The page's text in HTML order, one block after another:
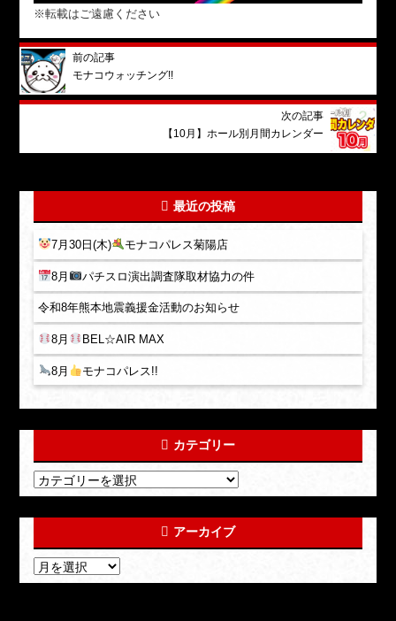
※転載はご遠慮ください
前の記事
モナコウォッチング!!
次の記事
【10月】ホール別月間カレンダー
最近の投稿
7月30日(木) モナコパレス菊陽店
8月 パチスロ演出調査隊取材協力の件
令和8年熊本地震義援金活動のお知らせ
8月 BEL☆AIR MAX
8月 モナコパレス!!
カテゴリー
アーカイブ